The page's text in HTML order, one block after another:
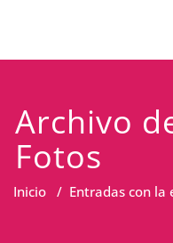
Archivo
Fotos
Inicio / Entradas con